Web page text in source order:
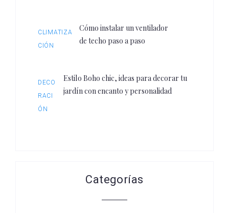
CLIMATIZA
CIÓN
Cómo instalar un ventilador
de techo paso a paso
DECO
RACI
ÓN
Estilo Boho chic, ideas para decorar tu
jardín con encanto y personalidad
Categorías